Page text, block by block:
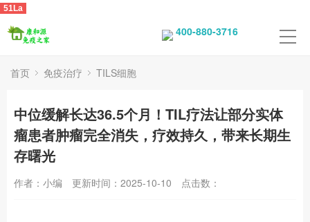
51La
400-880-3716
首页 免疫治疗 TILS细胞
中位缓解长达36.5个月！TIL疗法让部分实体
瘤患者肿瘤完全消失，疗效持久，带来长期生
存曙光
作者：小编 更新时间：2025-10-10 点击数：